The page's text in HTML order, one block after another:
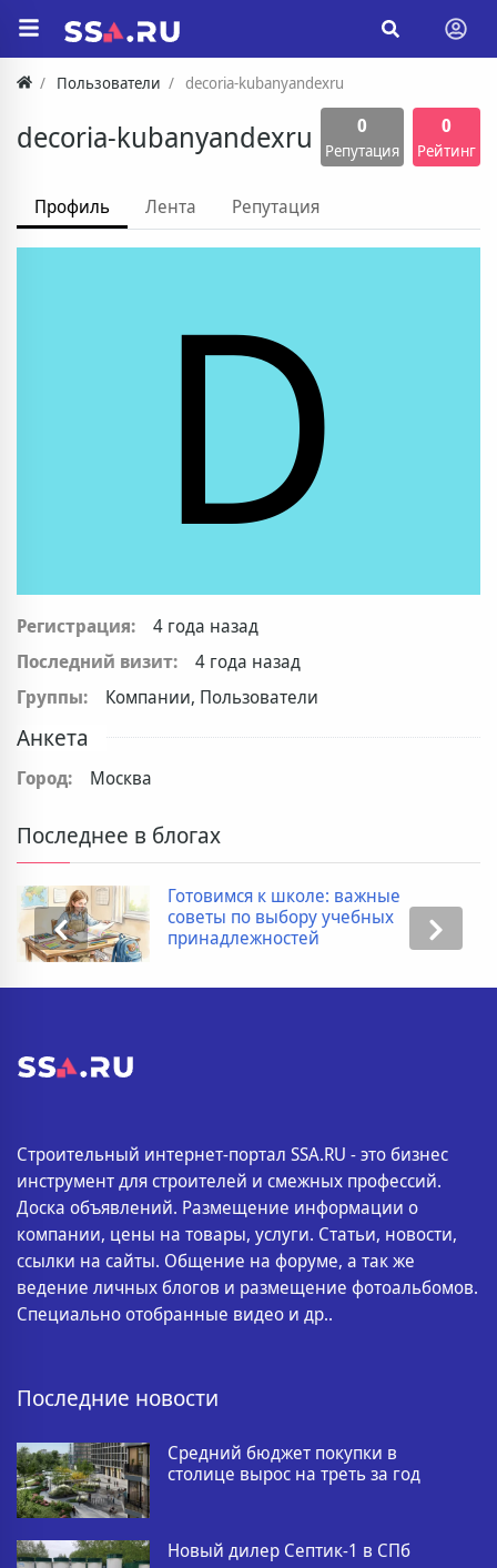
Пользователи decoria-kubanyandexru
decoria-kubanyandexru 0
Репутация
0
Рейтинг
Профиль Лента Репутация
D
Регистрация:
4 года назад
Последний визит:
4 года назад
Группы:
Компании, Пользователи
Анкета
Город: Москва
Последнее в блогах
Готовимся к школе: важные
советы по выбору учебных
принадлежностей
Строительный интернет-портал SSA.RU - это бизнес
инструмент для строителей и смежных профессий.
Доска объявлений. Размещение информации о
компании, цены на товары, услуги. Статьи, новости,
ссылки на сайты. Общение на форуме, а так же
ведение личных блогов и размещение фотоальбомов.
Специально отобранные видео и др..
Последние новости
Средний бюджет покупки в
столице вырос на треть за год
Новый дилер Септик-1 в СПб